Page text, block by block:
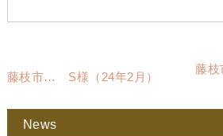
藤枝市… S様（24年2月）
藤
News